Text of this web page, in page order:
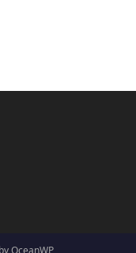
OceanWP